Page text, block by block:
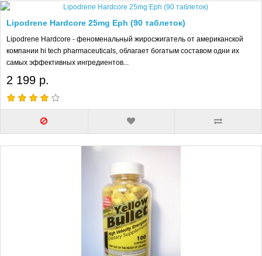
Lipodrene Hardcore 25mg Eph (90 таблеток)
Lipodrene Hardcore - феноменальный жиросжигатель от американской
компании hi tech pharmaceuticals, облагает богатым составом одни их
самых эффективных ингредиентов...
2 199 р.